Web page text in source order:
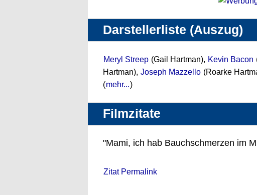
Darstellerliste (Auszug)
Meryl Streep (Gail Hartman), Kevin Bacon
Hartman), Joseph Mazzello (Roarke
(mehr...)
Filmzitate
"Mami, ich hab Bauchschmerzen im
Zitat Permalink